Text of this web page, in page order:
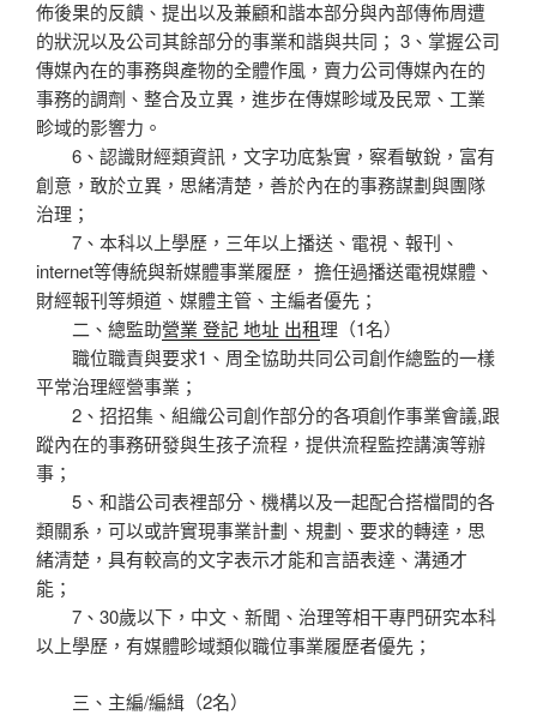
佈後果的反饋、提出以及兼顧和諧本部分與內部傳佈周遭
的狀況以及公司其餘部分的事業和諧與共同； 3、掌握公司
傳媒內在的事務與產物的全體作風，賣力公司傳媒內在的
事務的調劑、整合及立異，進步在傳媒畛域及民眾、工業
畛域的影響力。
6、認識財經類資訊，文字功底紮實，察看敏銳，富有
創意，敢於立異，思緒清楚，善於內在的事務謀劃與團隊
治理；
7、本科以上學歷，三年以上播送、電視、報刊、
internet等傳統與新媒體事業履歷， 擔任過播送電視媒體、
財經報刊等頻道、媒體主管、主編者優先；
二、總監助營業 登記 地址 出租理（1名）
職位職責與要求1、周全協助共同公司創作總監的一樣
平常治理經營事業；
2、招招集、組織公司創作部分的各項創作事業會議,跟
蹤內在的事務研發與生孩子流程，提供流程監控講演等辦
事；
5、和諧公司表裡部分、機構以及一起配合搭檔間的各
類關系，可以或許實現事業計劃、規劃、要求的轉達，思
緒清楚，具有較高的文字表示才能和言語表達、溝通才
能；
7、30歲以下，中文、新聞、治理等相干專門研究本科
以上學歷，有媒體畛域類似職位事業履歷者優先；
三、主編/編緝（2名）